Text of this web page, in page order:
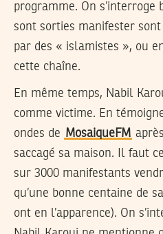
programme. On s’interroge
sont sorties manifester
par des « islamistes », ou
cette chaîne.
En même temps, Nabil
comme victime. En
ondes de MosaiqueFM
saccagé sa maison. Il faut
sur 3000 manifestants
qu’une bonne centaine de
ont en l’apparence). On